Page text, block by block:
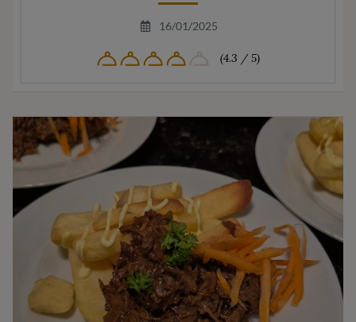
16/01/2025
(4.3 / 5)